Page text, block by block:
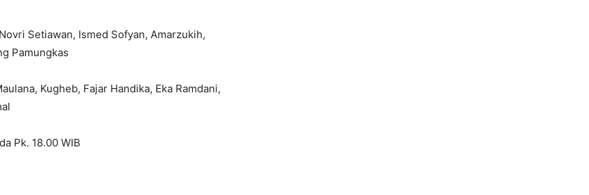
Setiawan, Ismed Sofyan, Amarzukih,
Pamungkas
Kugheb, Fajar Handika, Eka Ramdani,
Pk. 18.00 WIB